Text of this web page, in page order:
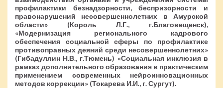
профилактики безнадзорности, беспризорности и
правонарушений несовершеннолетних в Амурской
области» (Король Л.Г., г.Благовещенск),
«Модернизация регионального кадрового
обеспечения социальной сферы по профилактике
противоправных деяний среди несовершеннолетних»
(Гибадуллин Н.В., г.Тюмень) «Социальная инклюзия в
рамках дополнительного образования в практическим
применением современных нейроинновационных
методов коррекции» (Токарева И.И., г. Сургут).